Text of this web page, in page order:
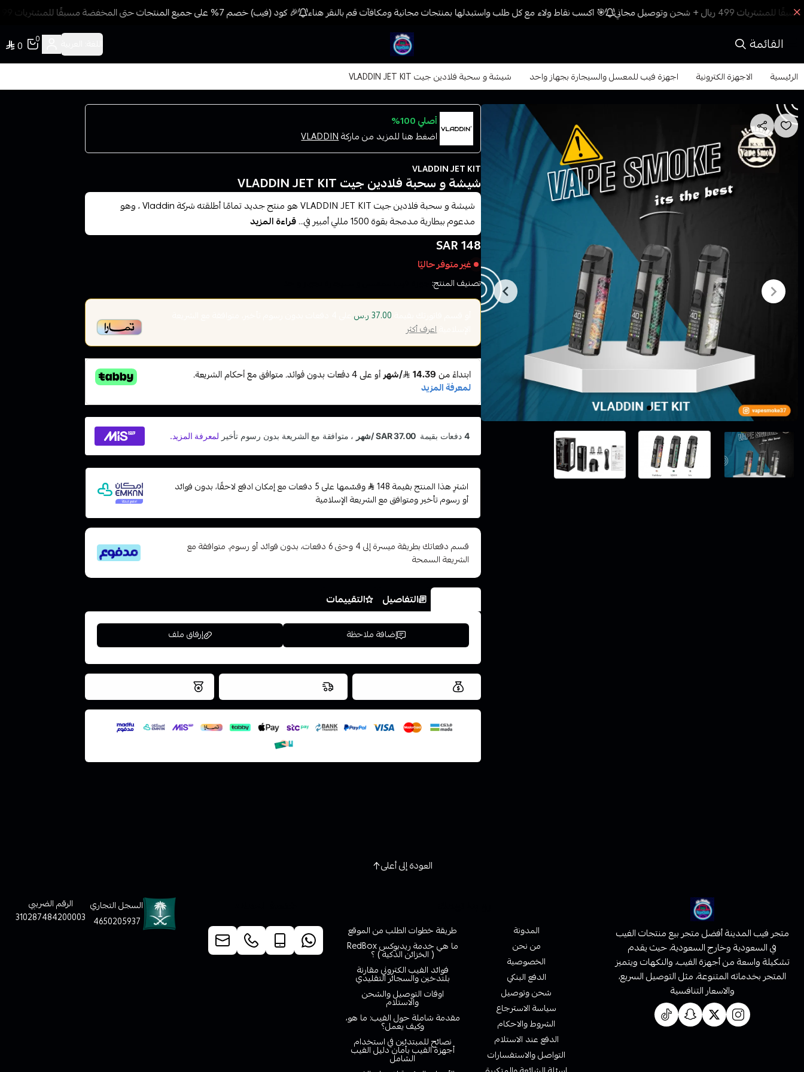
🎯 اكسب نقاط ولاء مع كل طلب واستبدلها بمنتجات مجانية ومكافآت قم بالنقر هناء 🎉 كود (فيب) خصم 7% على جميع المنتجات حتى المخفضة مسبقًا للمشتريات 499 ريال + شحن وتوصيل مجاني
القائمة فيب المدينة
0
0
الرئيسية الاجهزة الكترونية اجهزة فيب للمعسل والسيجارة بجهاز واحد شيشة و سحبة فلادين جيت VLADDIN JET KIT
أصلي 100%
اضغط هنا للمزيد من ماركةVLADDIN
VLADDIN JET KIT
شيشة و سحبة فلادين جيت VLADDIN JET KIT
شيشة و سحبة فلادين جيت VLADDIN JET KIT هو منتج جديد تمامًا أطلقته شركة Vladdin ، وهو
مدعوم ببطارية مدمجة بقوة 1500 مللي أمبير في...
قراءة المزيد
148 SAR
غير متوفر حاليًا
تصنيف المنتج:
37.00 ر.س على
الإسلاميةاعرف أكثر
اشترِ هذا المنتج بقيمة 148
وقسّمها على 5 دفعات مع إمكان ادفع لاحقًا، بدون فوائد
أو رسوم تأخير ومتوافق مع الشريعة الإسلامية
قسم دفعاتك بطريقة ميسرة إلى 4 وحتى 6 دفعات، بدون فوائد أو رسوم. متوافقة مع
الشريعة السمحة
التفاصيل التقييمات
إضافة ملاحظة إرفاق ملف
اسحب و افلت الملف هنا
استعراض
العروض والشحن مجاني نتميز بلجودة والتخزين الامن
العودة إلى أعلى
متجر فيب المدينة أفضل متجر بيع منتجات الفيب
في السعودية وخارج السعودية، حيث يقدم
تشكيلة واسعة من أجهزة الفيب، والنكهات ويتميز
المتجر بخدماته المتنوعة، مثل التوصيل السريع،
والاسعار التنافسية
المدونة
من نحن
الخصوصية
الدفع البنكي
شحن وتوصيل
سياسة الاسترجاع
الشروط والاحكام
الدفع عند الاستلام
التواصل والاستفسارات
طريقة خطوات الطلب من الموقع
ما هي خدمة ريدبوكس RedBox
( الخزائن الذكية ) ؟
فوائد الفيب الكتروني مقارنة
بلتدخين والسجائر التقليدي
اوقات التوصيل والشحن
والاستلام
مقدمة شاملة حول الفيب: ما هو،
وكيف يعمل؟
نصائح للمبتدئين في استخدام
أجهزة الفيب بأمان دليل الفيب
الشامل
السجل التجاري
4650205937
الرقم الضريبي
310287484200003